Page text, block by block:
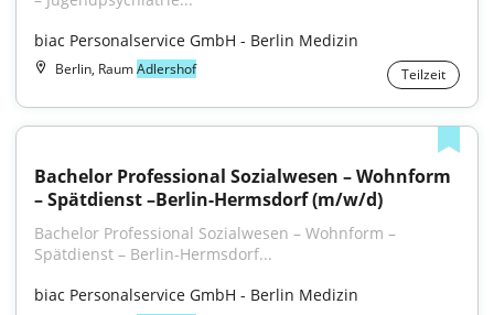
biac Personalservice GmbH - Berlin Medizin
Berlin, RaumAdlershof Teilzeit
Bachelor Professional Sozialwesen – Wohnform
– Spätdienst –Berlin-Hermsdorf (m/w/d)
Bachelor Professional Sozialwesen – Wohnform –
Spätdienst – Berlin-Hermsdorf...
biac Personalservice GmbH - Berlin Medizin